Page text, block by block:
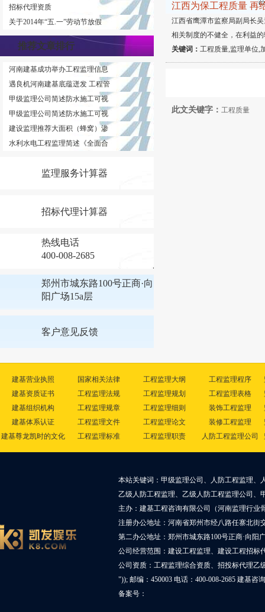
招标代理资质
关于2014年“五.一”劳动节放假
推荐文章排行
河南建基成功举办工程监理信息
遇良机河南建基底蕴迸发 工程管
甲级监理公司简述防水施工可视
甲级监理公司简述防水施工可视
建设监理推荐大面积（蜂窝）渗
水利水电工程监理简述《全面合
监理服务计算器
招标代理计算器
热线电话
400-008-2685
郑州市城东路100号正商·向
阳广场15a层
客户意见反馈
江西为保工程质量 再
江西省鹰潭市监察局副局长
相关制度的不健全，在利益
关键词： 工程质量,监理单位,
此文关键字： 工程质量
建基营业执照
建基资质证书
建基组织机构
建基体系认证
建基尊龙凯时的文化
国家相关法律
工程监理法规
工程监理规章
工程监理文件
工程监理标准
工程监理大纲
工程监理规划
工程监理细则
工程监理论文
工程监理职责
工程监理程序
工程监理表格
装饰工程监理
装修工程监理
人防工程监理公司
本站关键词：甲级监理公司、人防工程监理、
乙级人防工程监理、乙级人防工程监理公司、
主办：建基工程咨询有限公司（河南监理行业
注册办公地址：河南省郑州市经八路任寨北街
第二办公地址：郑州市城东路100号正商·向阳
公司经营范围：建设工程监理、建设工程招标
公司资质：工程监理综合资质、招投标代理乙
")); 邮编：450003 电话：400-008-2685 建基咨
备案号：